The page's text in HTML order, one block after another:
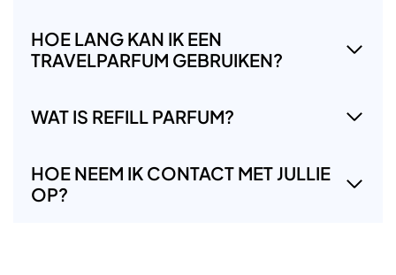
HOE LANG KAN IK EEN
TRAVELPARFUM GEBRUIKEN?
WAT IS REFILL PARFUM?
HOE NEEM IK CONTACT MET JULLIE
OP?